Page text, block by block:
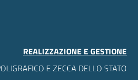
REALIZZAZIONE E GESTIONE
E ZECCA DELLO STATO